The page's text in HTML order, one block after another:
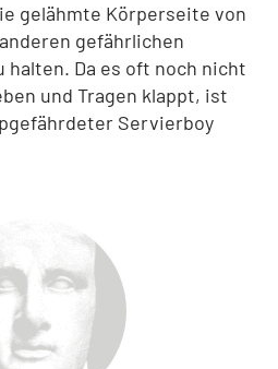
gelähmte Körperseite von
gefährlichen
halten. Da es oft noch nicht
und Tragen klappt, ist
Servierboy